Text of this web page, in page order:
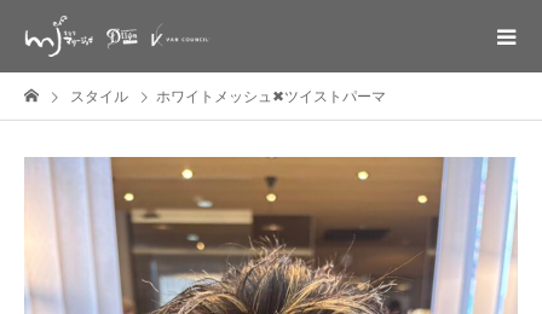
スタイル ホワイトメッシュ✖ツイストパーマ